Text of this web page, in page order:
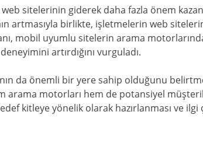
sitelerinin giderek daha fazla önem
artmasıyla birlikte, işletmelerin web
mobil uyumlu sitelerin arama
artırdığını vurguladı.
da önemli bir yere sahip olduğunu
arama motorları hem de potansiyel
kitleye yönelik olarak hazırlanması ve ilgi